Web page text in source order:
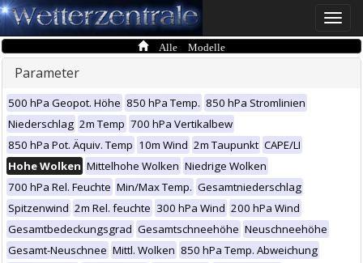
Toggle
Alle Modelle
Parameter
500 hPa Geopot. Höhe 850 hPa Temp. 850 hPa Stromlinien
Niederschlag 2m Temp 700 hPa Vertikalbew
850 hPa Pot. Äquiv. Temp 10m Wind 2m Taupunkt CAPE/LI
Hohe Wolken Mittelhohe Wolken Niedrige Wolken
700 hPa Rel. Feuchte Min/Max Temp. Gesamtniederschlag
Spitzenwind 2m Rel. feuchte 300 hPa Wind 200 hPa Wind
Gesamtbedeckungsgrad Gesamtschneehöhe Neuschneehöhe
Gesamt-Neuschnee Mittl. Wolken 850 hPa Temp. Abweichung